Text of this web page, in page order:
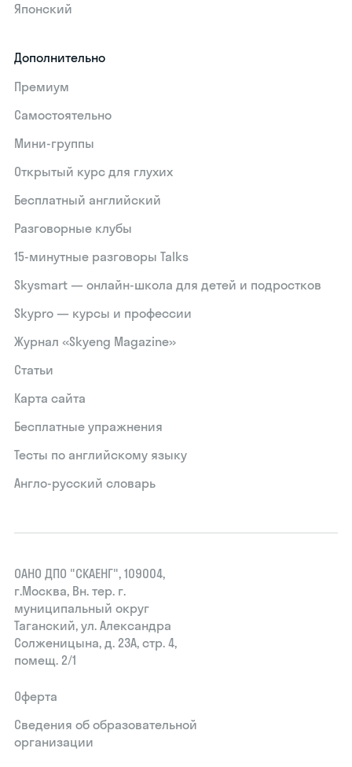
Японский
Дополнительно
Премиум
Самостоятельно
Мини-группы
Открытый курс для глухих
Бесплатный английский
Разговорные клубы
15‑минутные разговоры Talks
Skysmart — онлайн-школа для детей и подростков
Skypro — курсы и профессии
Журнал «Skyeng Magazine»
Статьи
Карта сайта
Бесплатные упражнения
Тесты по английскому языку
Англо-русский словарь
ОАНО ДПО "СКАЕНГ", 109004,
г.Москва, Вн. тер. г.
муниципальный округ
Таганский, ул. Александра
Солженицына, д. 23А, стр. 4,
помещ. 2/1
Оферта
Сведения об образовательной
организации